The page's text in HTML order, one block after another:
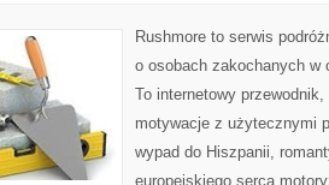
Rushmore to serwis
o osobach zakochanych w
To internetowy
motywacje z użytecznymi
wypad do Hiszpanii,
europejskiego serca